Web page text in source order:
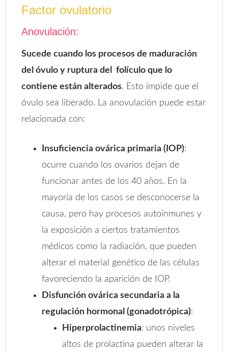
Factor ovulatorio
Anovulación:
Sucede cuando los procesos de maduración
del óvulo y ruptura del folículo que lo
contiene están alterados. Esto impide que el
óvulo sea liberado. La anovulación puede estar
relacionada con:
Insuficiencia ovárica primaria (IOP):
ocurre cuando los ovarios dejan de
funcionar antes de los 40 años. En la
mayoría de los casos se desconocerse la
causa, pero hay procesos autoinmunes y
la exposición a ciertos tratamientos
médicos como la radiación, que pueden
alterar el material genético de las células
favoreciendo la aparición de IOP.
Disfunción ovárica secundaria a la
regulación hormonal (gonadotrópica):
Hiperprolactinemia: unos niveles
altos de prolactina pueden alterar la